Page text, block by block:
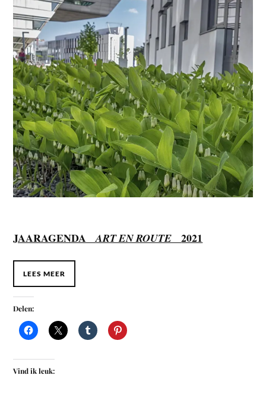
JAARAGENDAART EN ROUTE2021
LEES MEER
Delen:
Vind ik leuk: